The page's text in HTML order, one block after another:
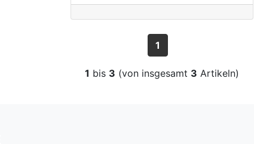
1
1 bis 3 (von insgesamt 3 Artikeln)